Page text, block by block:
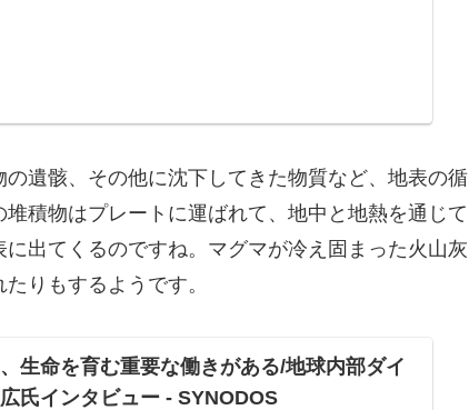
遺骸、その他に沈下してきた物質など、地表の循
積物はプレートに運ばれて、地中と地熱を通じて
出てくるのですね。マグマが冷え固まった火山灰
りもするようです。
生命を育む重要な働きがある/地球内部ダイ
氏インタビュー - SYNODOS